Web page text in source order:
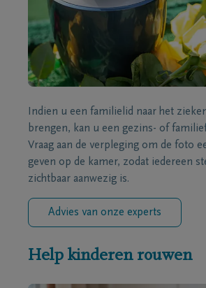
Indien u een familielid naar het
brengen, kan u een gezins- of
Vraag aan de verpleging om de foto
geven op de kamer, zodat iedereen
zichtbaar aanwezig is.
Advies van onze experts
Help kinderen rouwen